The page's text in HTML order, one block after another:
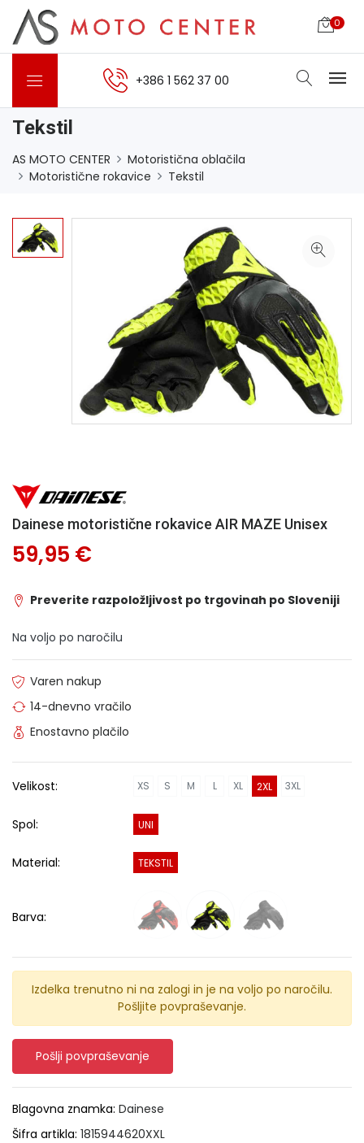
0
+386 1 562 37 00
Tekstil
AS MOTO CENTER
Motoristična oblačila
Motoristične rokavice
Tekstil
Dainese motoristične rokavice AIR MAZE Unisex
59,95 €
Preverite razpoložljivost po trgovinah po Sloveniji
Na voljo po naročilu
Varen nakup
14-dnevno vračilo
Enostavno plačilo
Velikost: XS S M L XL 2XL 3XL
Spol: UNI
Material: TEKSTIL
Barva:
Izdelka trenutno ni na zalogi in je na voljo po naročilu.
Pošljite povpraševanje.
Pošlji povpraševanje
Blagovna znamka: Dainese
Šifra artikla: 1815944620XXL